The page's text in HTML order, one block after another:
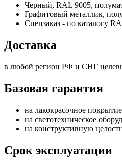
Черный, RAL 9005,
Графитовый металлик,
Спецзаказ - по каталогу
Доставка
в любой регион РФ и СНГ
Базовая гарантия
на лакокрасочное
на светотехническое
на конструктивную
Срок эксплуатации